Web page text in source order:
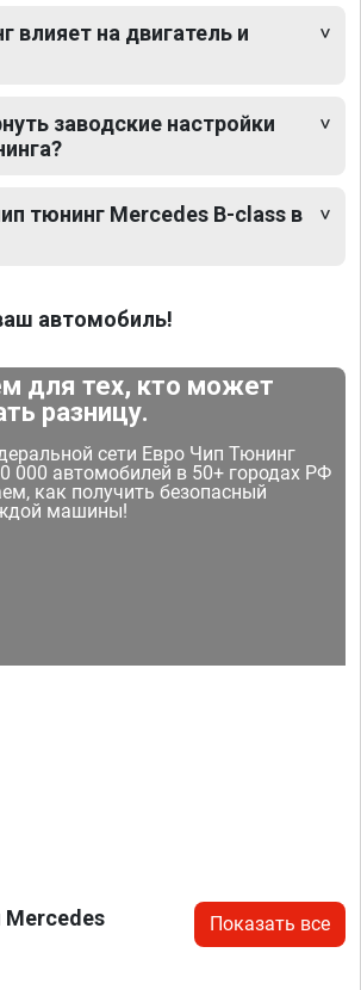
влияет на двигатель и
заводские настройки
тюнинг Mercedes B-class в
автомобиль!
для тех, кто может
разницу.
сети Евро Чип Тюнинг
000 автомобилей в 50+ городах РФ
как получить безопасный
машины!
Показать все